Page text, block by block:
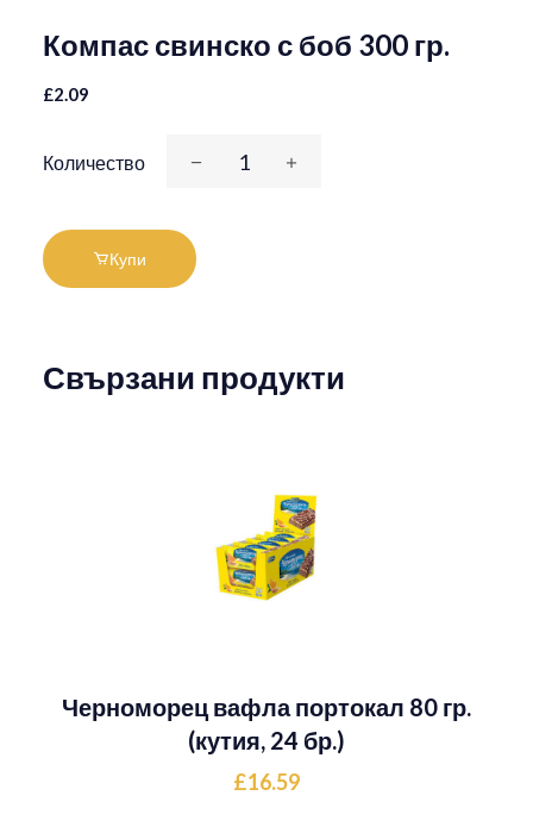
Компас свинско с боб 300 гр.
£2.09
Количество
Купи
Свързани продукти
Черноморец вафла портокал 80 гр.
(кутия, 24 бр.)
£16.59